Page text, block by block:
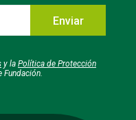
y la Política de Protección
Fundación.
Enviar